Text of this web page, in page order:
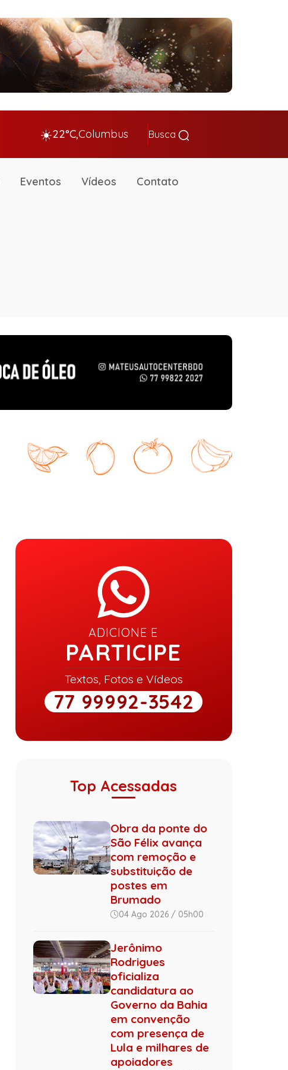
☀️22°C,Columbus Busca
Eventos Vídeos Contato
ADICIONE E
PARTICIPE
Textos, Fotos e Vídeos
77 99992-3542
Top Acessadas
Obra da ponte do
São Félix avança
com remoção e
substituição de
postes em
Brumado
04 Ago 2026 / 05h00
Jerônimo
Rodrigues
oficializa
candidatura ao
Governo da Bahia
em convenção
com presença de
Lula e milhares de
apoiadores